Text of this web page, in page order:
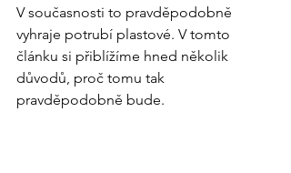
V současnosti to pravděpodobně
vyhraje potrubí plastové. V tomto
článku si přiblížíme hned několik
důvodů, proč tomu tak
pravděpodobně bude.